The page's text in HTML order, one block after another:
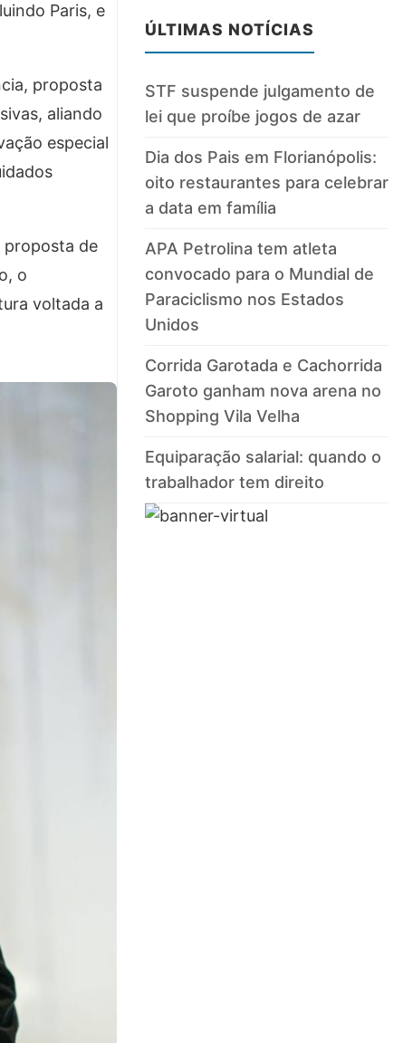
Paris, e
proposta
aliando
especial
proposta de
o
voltada a
ÚLTIMAS NOTÍCIAS
STF suspende julgamento de
lei que proíbe jogos de azar
Dia dos Pais em Florianópolis:
oito restaurantes para celebrar
a data em família
APA Petrolina tem atleta
convocado para o Mundial de
Paraciclismo nos Estados
Unidos
Corrida Garotada e Cachorrida
Garoto ganham nova arena no
Shopping Vila Velha
Equiparação salarial: quando o
trabalhador tem direito